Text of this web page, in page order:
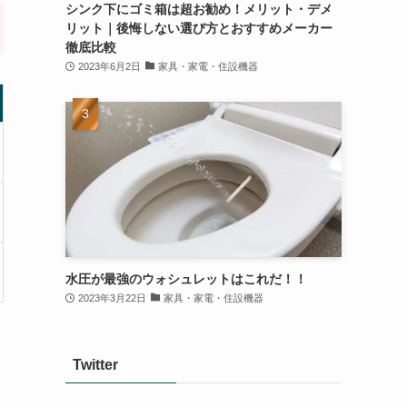
シンク下にゴミ箱は超お勧め！メリット・デメ
リット｜後悔しない選び方とおすすめメーカー
徹底比較
2023年6月2日 家具・家電・住設機器
水圧が最強のウォシュレットはこれだ！！
2023年3月22日 家具・家電・住設機器
Twitter